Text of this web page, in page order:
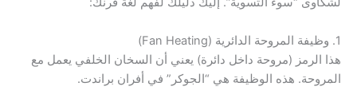
1. وظيفة المروحة الدائرية (Fan Heating)
هذا الرمز (مروحة داخل دائرة) يعني أن السخان الخلفي يعمل مع
المروحة. هذه الوظيفة هي “الجوكر” في أفران براندت.